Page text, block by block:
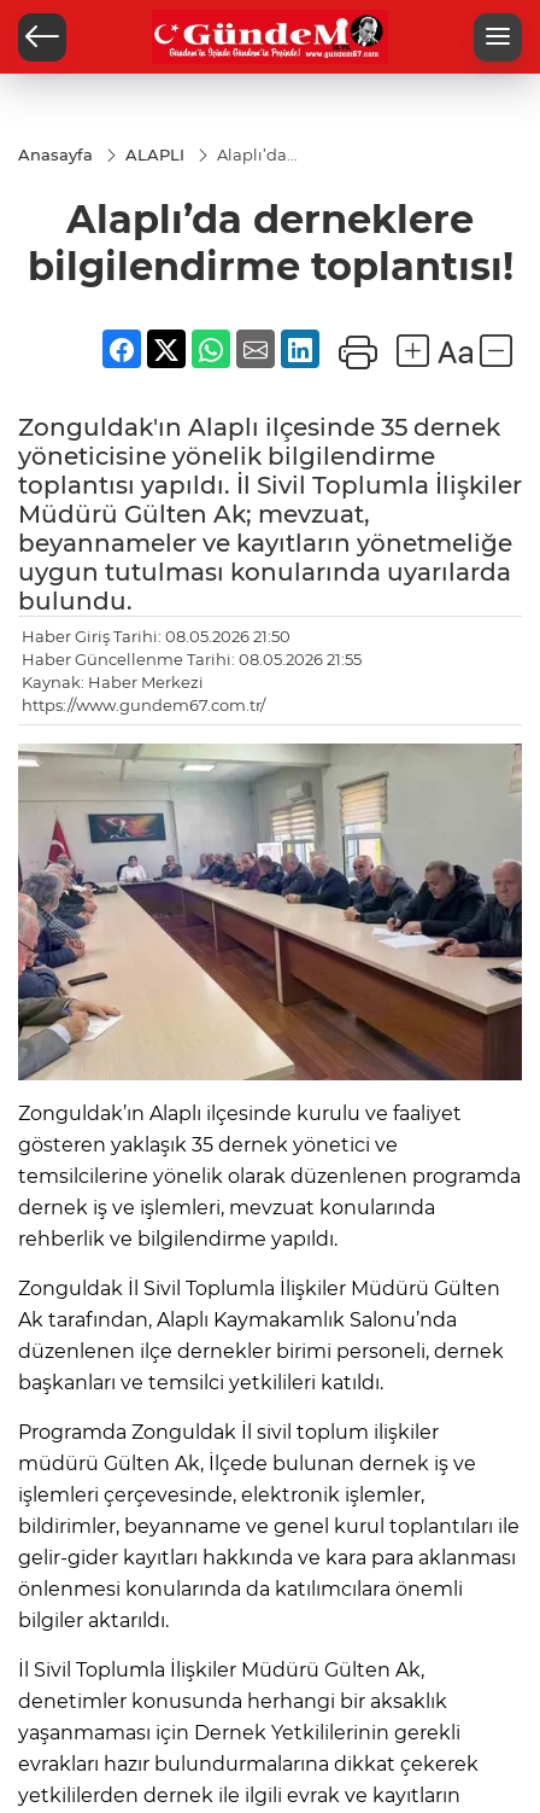
Anasayfa ALAPLI
Alaplı’da
toplantısı!
Alaplı’da derneklere
bilgilendirme toplantısı!
Zonguldak'ın Alaplı ilçesinde 35 dernek
yöneticisine yönelik bilgilendirme
toplantısı yapıldı. İl Sivil Toplumla İlişkiler
Müdürü Gülten Ak; mevzuat,
beyannameler ve kayıtların yönetmeliğe
uygun tutulması konularında uyarılarda
bulundu.
Haber Giriş Tarihi: 08.05.2026 21:50
Haber Güncellenme Tarihi: 08.05.2026 21:55
Kaynak: Haber Merkezi
https://www.gundem67.com.tr/
Zonguldak’ın Alaplı ilçesinde kurulu ve faaliyet
gösteren yaklaşık 35 dernek yönetici ve
temsilcilerine yönelik olarak düzenlenen programda
dernek iş ve işlemleri, mevzuat konularında
rehberlik ve bilgilendirme yapıldı.
Zonguldak İl Sivil Toplumla İlişkiler Müdürü Gülten
Ak tarafından, Alaplı Kaymakamlık Salonu’nda
düzenlenen ilçe dernekler birimi personeli, dernek
başkanları ve temsilci yetkilileri katıldı.
Programda Zonguldak İl sivil toplum ilişkiler
müdürü Gülten Ak, İlçede bulunan dernek iş ve
işlemleri çerçevesinde, elektronik işlemler,
bildirimler, beyanname ve genel kurul toplantıları ile
gelir-gider kayıtları hakkında ve kara para aklanması
önlenmesi konularında da katılımcılara önemli
bilgiler aktarıldı.
İl Sivil Toplumla İlişkiler Müdürü Gülten Ak,
denetimler konusunda herhangi bir aksaklık
yaşanmaması için Dernek Yetkililerinin gerekli
evrakları hazır bulundurmalarına dikkat çekerek
yetkililerden dernek ile ilgili evrak ve kayıtların